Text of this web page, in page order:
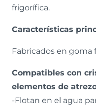
frigorífica.
Características
Fabricados en goma
Compatibles con
elementos de
-Flotan en el agua